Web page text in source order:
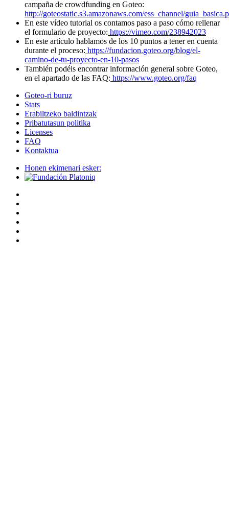
campaña de crowdfunding en Goteo:
http://goteostatic.s3.amazonaws.com/ess_channel/
En este vídeo tutorial os contamos paso a paso cómo rellenar
el formulario de proyecto: https://vimeo.com/238942023
En este artículo hablamos de los 10 puntos a tener en cuenta
durante el proceso: https://fundacion.goteo.org/blog/el-
camino-de-tu-proyecto-en-10-pasos
También podéis encontrar información general sobre Goteo,
en el apartado de las FAQ: https://www.goteo.org/faq
Goteo-ri buruz
Stats
Erabiltzeko baldintzak
Pribatutasun politika
Licenses
FAQ
Kontaktua
Honen ekimenari esker: